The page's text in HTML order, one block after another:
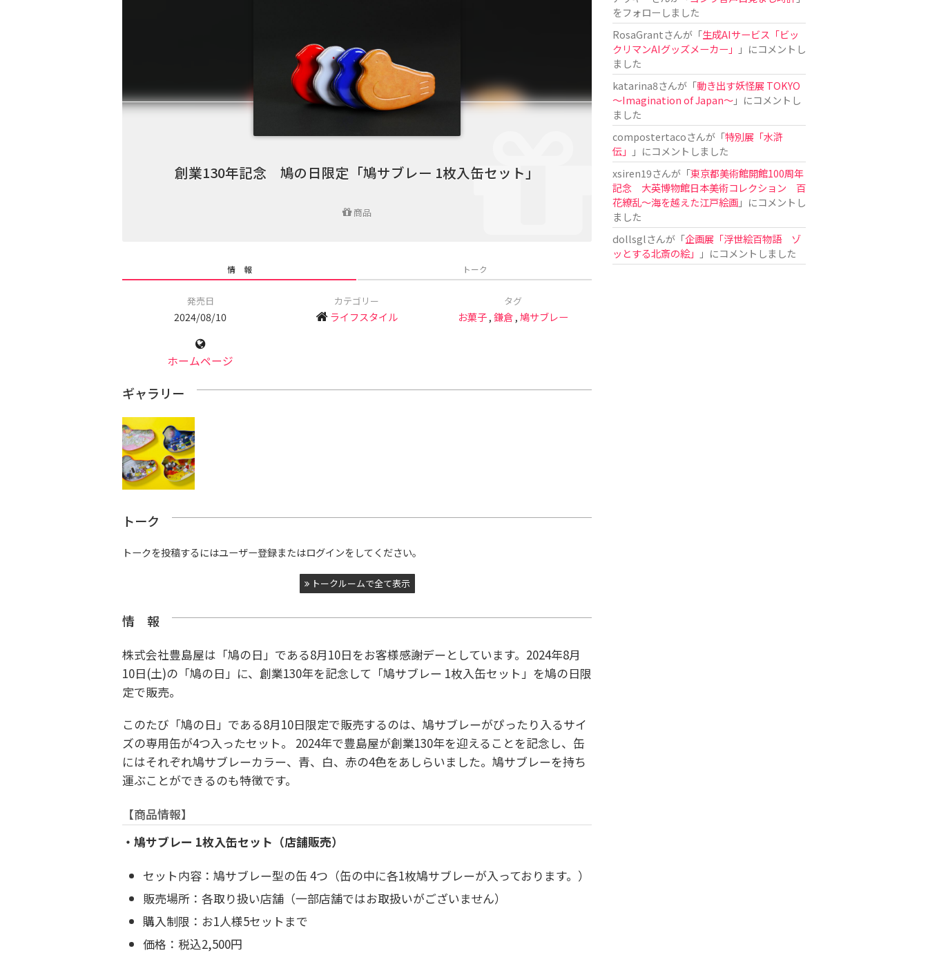
創業130年記念 鳩の日限定「鳩サブレー 1枚入缶セット」
商品
情 報 トーク
発売日
2024/08/10
カテゴリー
ライフスタイル
タグ
お菓子,鎌倉,鳩サブレー
ホームページ
ギャラリー
トーク
トークを投稿するにはユーザー登録またはログインをしてください。
トークルームで全て表示
情 報
株式会社豊島屋は「鳩の日」である8月10日をお客様感謝デーとしています。2024年8月
10日(土)の「鳩の日」に、創業130年を記念して「鳩サブレー 1枚入缶セット」を鳩の日限
定で販売。
このたび「鳩の日」である8月10日限定で販売するのは、鳩サブレーがぴったり入るサイ
ズの専用缶が4つ入ったセット。 2024年で豊島屋が創業130年を迎えることを記念し、缶
にはそれぞれ鳩サブレーカラー、青、白、赤の4色をあしらいました。鳩サブレーを持ち
運ぶことができるのも特徴です。
【商品情報】
・鳩サブレー 1枚入缶セット（店舗販売）
セット内容：鳩サブレー型の缶 4つ（缶の中に各1枚鳩サブレーが入っております。）
販売場所：各取り扱い店舗（一部店舗ではお取扱いがございません）
購入制限：お1人様5セットまで
価格：税込2,500円
をフォローしました
RosaGrantさんが「生成AIサービス「ビッ
クリマンAIグッズメーカー」
」にコメントし
ました
katarina8さんが「動き出す妖怪展 TOKYO
〜Imagination of Japan〜」にコメントし
ました
compostertacoさんが「特別展「水滸
伝」
」にコメントしました
xsiren19さんが「東京都美術館開館100周年
記念 大英博物館日本美術コレクション 百
花繚乱～海を越えた江戸絵画」にコメントし
ました
dollsglさんが「企画展「浮世絵百物語 ゾ
ッとする北斎の絵」
」にコメントしました